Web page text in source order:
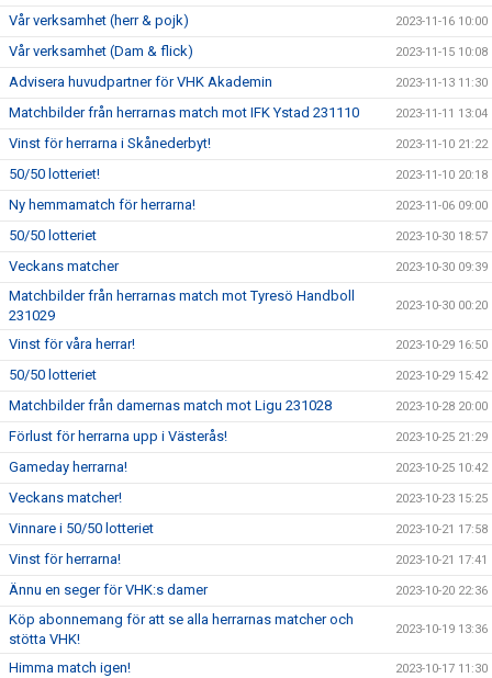
Vår verksamhet (herr & pojk) 2023-11-16 10:00
Vår verksamhet (Dam & flick) 2023-11-15 10:08
Advisera huvudpartner för VHK Akademin 2023-11-13 11:30
Matchbilder från herrarnas match mot IFK Ystad 231110 2023-11-11 13:04
Vinst för herrarna i Skånederbyt! 2023-11-10 21:22
50/50 lotteriet! 2023-11-10 20:18
Ny hemmamatch för herrarna! 2023-11-06 09:00
50/50 lotteriet 2023-10-30 18:57
Veckans matcher 2023-10-30 09:39
Matchbilder från herrarnas match mot Tyresö Handboll
231029
2023-10-30 00:20
Vinst för våra herrar! 2023-10-29 16:50
50/50 lotteriet 2023-10-29 15:42
Matchbilder från damernas match mot Ligu 231028 2023-10-28 20:00
Förlust för herrarna upp i Västerås! 2023-10-25 21:29
Gameday herrarna! 2023-10-25 10:42
Veckans matcher! 2023-10-23 15:25
Vinnare i 50/50 lotteriet 2023-10-21 17:58
Vinst för herrarna! 2023-10-21 17:41
Ännu en seger för VHK:s damer 2023-10-20 22:36
Köp abonnemang för att se alla herrarnas matcher och
stötta VHK!
2023-10-19 13:36
Himma match igen! 2023-10-17 11:30